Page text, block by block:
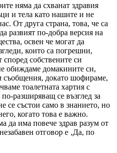
няма да схванат здравия
и тела като нашите и не
От друга страна, това, че са
развият по-добра версия на
освен че могат да
които са погрешни,
според собствените си
обиждаме домакините си,
докато шофираме,
тоалетната хартия с
разширяващ се възглед за
се състои само в знанието, но
когато това е важно.
да има повече здрав разум от
отговор е ‚Да, по